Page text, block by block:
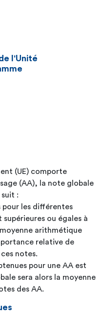
l'Unité
(UE) comporte
(AA), la note globale
:
pour les différentes
ou égales à
arithmétique
relative de
notes.
pour une AA est
sera alors la moyenne
des AA.